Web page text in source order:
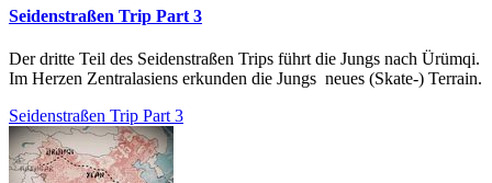
Seidenstraßen Trip Part 3
Der dritte Teil des Seidenstraßen Trips führt die Jungs nach Ürümqi.
Im Herzen Zentralasiens erkunden die Jungs neues (Skate-) Terrain.
Seidenstraßen Trip Part 3